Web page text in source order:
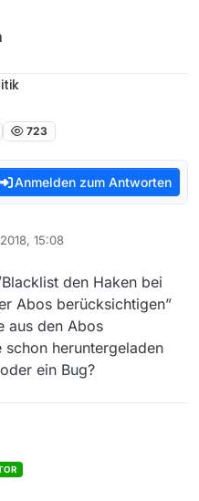
723
Anmelden zum Antworten
15:08
den Haken bei
Abos berücksichtigen”
aus den Abos
heruntergeladen
ein Bug?
Suchen der Abos
will MV alle Filme aus